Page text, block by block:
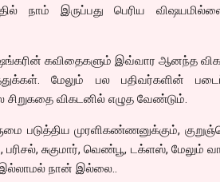
நாம் இருப்பது பெரிய
கவிதைகளும் இவ்வார ஆனந்த
மேலும் பல பதிவர்களின்
சிறுகதை விகடனில் எழுத வேண்டும்.
படுத்திய முரளிகண்ணனுக்கும்,
சுகுமார், வெண்பூ, டக்ளஸ், மேலும்
நான் இல்லை..